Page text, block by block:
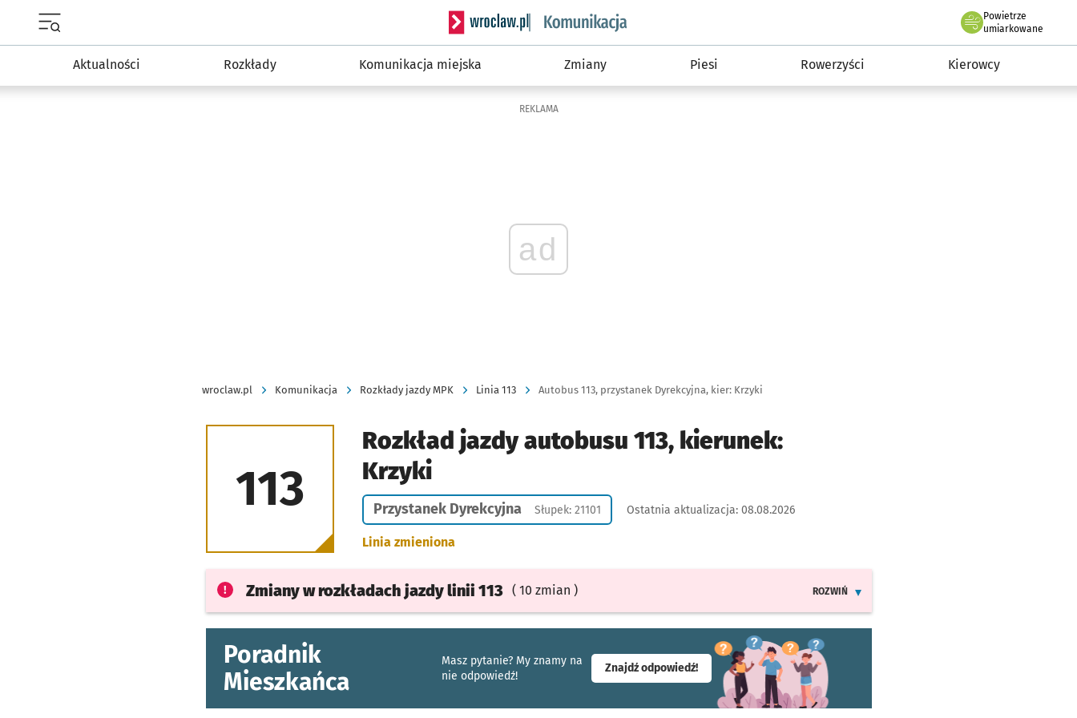
Serwis informacyjny wroclaw.pl podserwis: Komunikacja
Powietrze
we Wrocławiu
umiarkowane
Aktualności Rozkłady Komunikacja miejska Zmiany Piesi Rowerzyści Kierowcy
REKLAMA
ad
wroclaw.pl Komunikacja Rozkłady jazdy MPK Linia 113 Autobus 113, przystanek Dyrekcyjna, kier: Krzyki
113
Rozkład jazdy autobusu 113, kierunek:
Krzyki
Przystanek Dyrekcyjna Słupek: 21101 Ostatnia aktualizacja: 08.08.2026
Linia zmieniona
Zmiany w rozkładach jazdylinii 113 ( 10 zmian )
ROZWIŃ
Poradnik
Mieszkańca
Masz pytanie? My znamy na
nie odpowiedź!
Znajdź odpowiedź!- otworzy się w nowej karcie